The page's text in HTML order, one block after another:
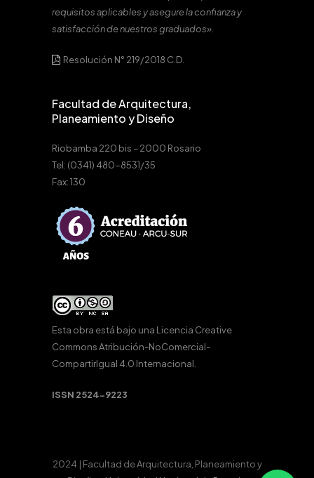
requisitos aplicables y asegure la confianza y
satisfacción de nuestros graduados».
Resolución N° 219/2018 C.D.
Facultad de Arquitectura,
Planeamiento y Diseño
Riobamba 220 bis – 2000 Rosario
Tel: (0341) 480-8531/35
Fax: 130
Esta obra está bajo una Licencia Creative
Commons Atribución-NoComercial-
CompartirIgual 4.0 Internacional.
ISSN 2524-9223
2024 | Facultad de Arquitectura, Planeamiento y